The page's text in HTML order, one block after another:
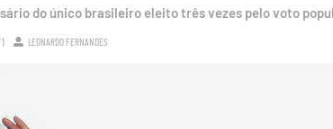
do único brasileiro eleito três vezes pelo voto
LEONARDO FERNANDES